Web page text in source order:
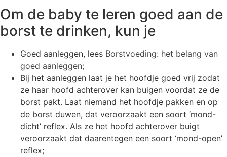
Om de baby te leren goed aan de
borst te drinken, kun je
Goed aanleggen, lees Borstvoeding: het belang van
goed aanleggen;
Bij het aanleggen laat je het hoofdje goed vrij zodat
ze haar hoofd achterover kan buigen voordat ze de
borst pakt. Laat niemand het hoofdje pakken en op
de borst duwen, dat veroorzaakt een soort ‘mond-
dicht’ reflex. Als ze het hoofd achterover buigt
veroorzaakt dat daarentegen een soort ‘mond-open’
reflex;